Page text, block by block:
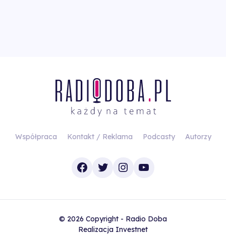
Współpraca Kontakt / Reklama Podcasty Autorzy
Facebook
TwitterInstagram
YouTube
© 2026 Copyright - Radio Doba
Realizacja Investnet